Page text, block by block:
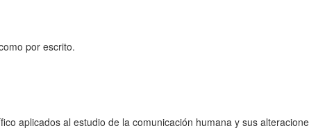
por escrito.
aplicados al estudio de la comunicación humana y sus